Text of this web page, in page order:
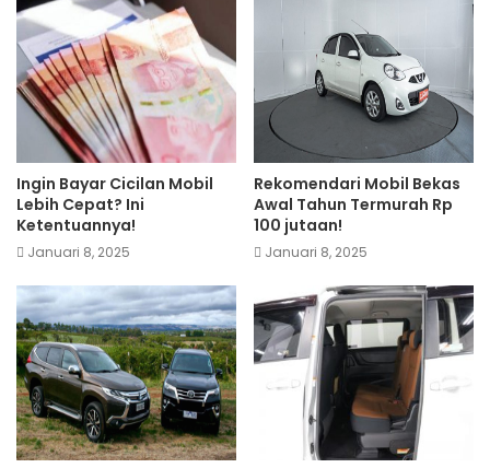
Ingin Bayar Cicilan Mobil
Lebih Cepat? Ini
Ketentuannya!
Januari 8, 2025
Rekomendari Mobil Bekas
Awal Tahun Termurah Rp
100 jutaan!
Januari 8, 2025